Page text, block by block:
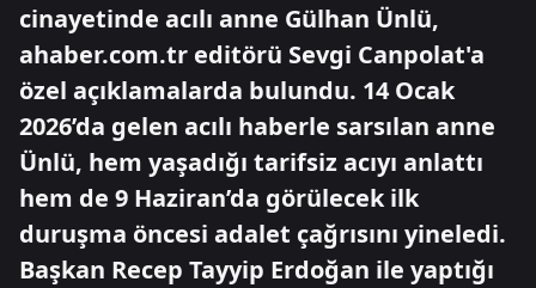
cinayetinde acılı anne Gülhan Ünlü,
ahaber.com.tr editörü Sevgi Canpolat'a
özel açıklamalarda bulundu. 14 Ocak
2026’da gelen acılı haberle sarsılan anne
Ünlü, hem yaşadığı tarifsiz acıyı anlattı
hem de 9 Haziran’da görülecek ilk
duruşma öncesi adalet çağrısını yineledi.
Başkan Recep Tayyip Erdoğan ile yaptığı